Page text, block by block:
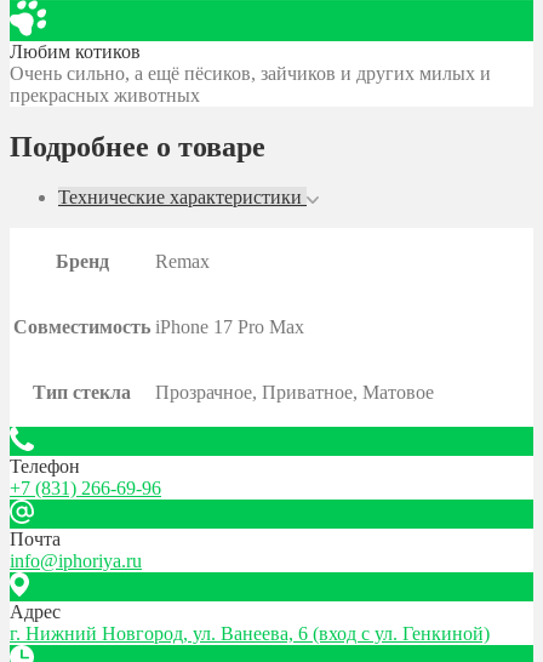
Любим котиков
Очень сильно, а ещё пёсиков, зайчиков и других милых и
прекрасных животных
Подробнее о товаре
Технические характеристики
Бренд Remax
Совместимость iPhone 17 Pro Max
Тип стекла Прозрачное, Приватное, Матовое
Телефон
+7 (831) 266-69-96
Почта
info@iphoriya.ru
Адрес
г. Нижний Новгород, ул. Ванеева, 6 (вход с ул. Генкиной)